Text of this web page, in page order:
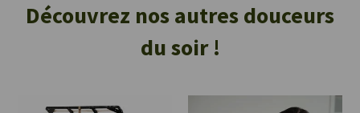
Découvrez nos autres douceurs
du soir !